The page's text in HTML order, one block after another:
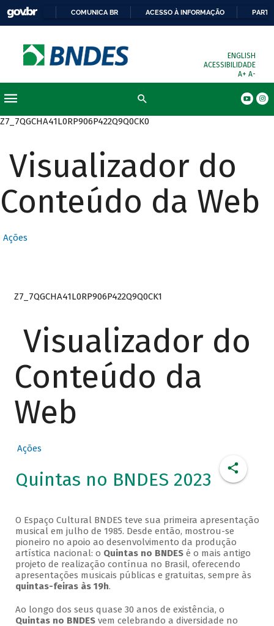
COMUNICA BR ACESSO À INFORMAÇÃO
ENGLISH
ACESSIBILIDADE
A+ A-
Z7_7QGCHA41L0RP906P422Q9Q0CK0
Visualizador do
Conteúdo da Web
Ações
Z7_7QGCHA41L0RP906P422Q9Q0CK1
Visualizador do
Conteúdo da
Web
Ações
Quintas no BNDES 2023
O Espaço Cultural BNDES teve sua primeira apresentação
musical em julho de 1985. Desde então, mostrou-se
pioneiro no apoio ao desenvolvimento da produção
artística nacional: o Quintas no BNDESé o mais antigo
projeto de realização contínua no Brasil, oferecendo
apresentações musicais públicas e gratuitas, sempre às
quintas-feiras às 19h.
Ao longo dos seus quase 30 anos de existência, o
Quintas no BNDESvem celebrando a diversidade no